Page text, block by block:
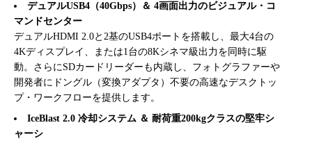
デュアルUSB4（40Gbps）＆ 4画面出力のビジュアル・コ
マンドセンター
デュアルHDMI 2.0と2基のUSB4ポートを搭載し、最大4台の
4Kディスプレイ、または1台の8Kシネマ級出力を同時に駆
動。さらにSDカードリーダーも内蔵し、フォトグラファーや
開発者にドングル（変換アダプタ）不要の高速なデスクトッ
プ・ワークフローを提供します。
IceBlast 2.0 冷却システム ＆ 耐荷重200kgクラスの堅牢シ
ャーシ